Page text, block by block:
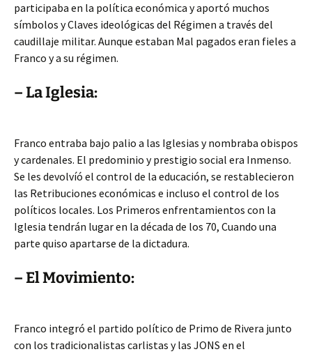
participaba en la política económica y aportó muchos
símbolos y Claves ideológicas del Régimen a través del
caudillaje militar. Aunque estaban Mal pagados eran fieles a
Franco y a su régimen.
– La Iglesia:
Franco entraba bajo palio a las Iglesias y nombraba obispos
y cardenales. El predominio y prestigio social era Inmenso.
Se les devolvíó el control de la educación, se restablecieron
las Retribuciones económicas e incluso el control de los
políticos locales. Los Primeros enfrentamientos con la
Iglesia tendrán lugar en la década de los 70, Cuando una
parte quiso apartarse de la dictadura.
– El Movimiento:
Franco integró el partido político de Primo de Rivera junto
con los tradicionalistas carlistas y las JONS en el